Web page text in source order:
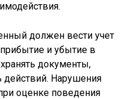
должен вести учет
и убытие в
документы,
Нарушения
оценке поведения